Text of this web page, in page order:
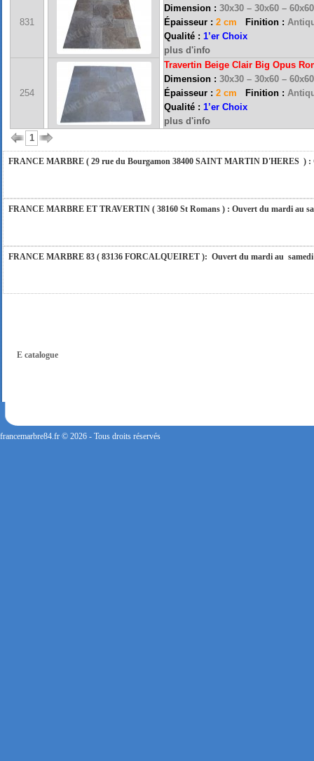
831
Dimension : 30x30 – 30x60 –
Épaisseur : 2 cm Finition :
Qualité : 1’er Choix
plus d'info
254
Travertin Beige Clair Big Opus
Dimension : 30x30 – 30x60 –
Épaisseur : 2 cm Finition :
Qualité : 1’er Choix
plus d'info
1
FRANCE MARBRE 13 ( 13680 LANCON PROVENCE ): Ouvert du mardi au
FRANCE MARBRE 84 ( 84600 VALREAS ): Ouvert du mardi au samedi inclus de
FERMETURE POUR CONGES ANNUELS : Nous serons fermés du 10 au 31
vous répondrons dans les meilleurs délais. Nous aurons le plaisir de vous
FRANCE MARBRE ( 29 rue du Bourgamon 38400 SAINT MARTIN D'HERES ) :
FRANCE MARBRE ET TRAVERTIN ( 38160 St Romans ) : Ouvert du mardi au
FRANCE MARBRE 83 ( 83136 FORCALQUEIRET ): Ouvert du mardi au samedi
FRANCE MARBRE 84 ( 84600 VALREAS ): Ouvert du mardi au samedi inclus de
E catalogue
francemarbre84.fr © 2026 - Tous droits réservés